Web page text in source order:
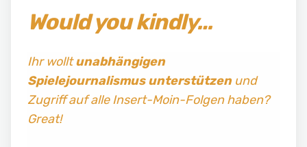
Would you kindly…
Ihr wolltunabhängigen
Spielejournalismus unterstützenund
Zugriff auf alle Insert-Moin-Folgen haben?
Great!